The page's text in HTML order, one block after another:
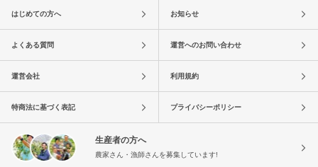
はじめての方へ お知らせ
よくある質問 運営へのお問い合わせ
運営会社 利用規約
特商法に基づく表記 プライバシーポリシー
生産者の方へ
農家さん・漁師さんを募集しています!